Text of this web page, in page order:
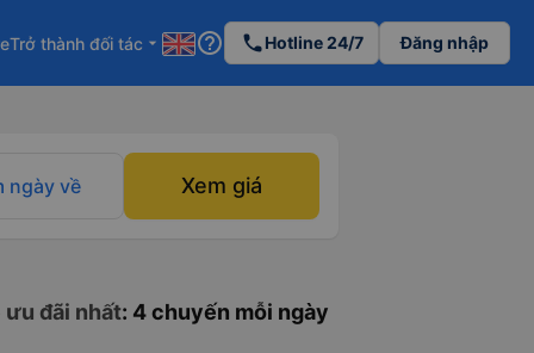
Trở thành đối tác arrow_drop_down help_outline phoneHotline 24/7 Đăng nhập
ngày về Xem giá
ưu đãi nhất: 4 chuyến mỗi ngày